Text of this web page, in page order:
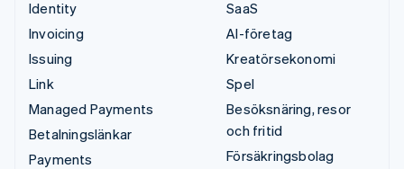
Identity
Invoicing
Issuing
Link
Managed Payments
Betalningslänkar
Payments
SaaS
AI-företag
Kreatörsekonomi
Spel
Besöksnäring, resor
och fritid
Försäkringsbolag